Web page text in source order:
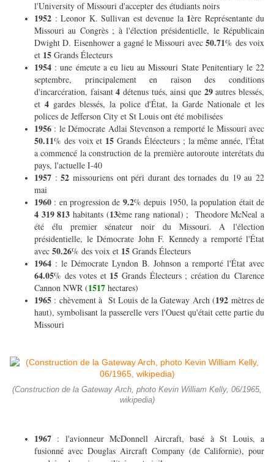
l'University of Missouri d'accepter des étudiants noirs
1952 : Leonor K. Sullivan est devenue la 1ère Représentante du
Missouri au Congrès ; à l'élection présidentielle, le Républicain
Dwight D. Eisenhower a gagné le Missouri avec50.71% des voix
et 15 Grands Électeurs
1954 : une émeute a eu lieu au Missouri State Penitentiary le 22
septembre, principalement en raison des conditions
d'incarcération, faisant4 détenus tués, ainsi que 29autres blessés,
et 4 gardes blessés, la police d'État, la Garde Nationale et les
polices de Jefferson City et St Louis ont été mobilisées
1956 : le Démocrate Adlai Stevenson a remporté le Missouri avec
50.11% des voix et 15Grands Éléecteurs ; la même année, l'État
a commencé la construction de la première autoroute interétats du
pays, l'actuelle I-40
1957 :52missouriens ont péri durant des tornades du 19 au 22
mai
1960 : en progression de 9.2% depuis 1950, la population était de
4 319 813 habitants (13ème rang national) ; Theodore McNeal a
été élu premier sénateur noir du Missouri. A l'élection
présidentielle, le Démocrate John F. Kennedy a remporté l'État
avec 50.26% des voix et 15 Grands Électeurs
1964 : le Démocrate Lyndon B. Johnson a remporté l'État avec
64.05% des votes et 15Grands Électeurs ; création du Clarence
Cannon NWR (1517 hectares)
1965 : chèvement à St Louis de la Gateway Arch (192 mètres de
haut), symbolisant la passerelle vers l'Ouest qu'était cette partie du
Missouri
(Construction de la Gateway Arch, photo Kevin William Kelly, 06/1965,
wikipedia)
1967 : l'avionneur McDonnell Aircraft, basé à St Louis, a
fusionné avec Douglas Aircraft Company (de Californie), pour